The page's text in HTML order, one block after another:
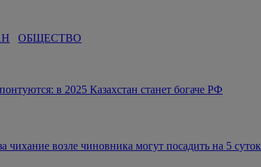
ОБЩЕСТВО
в 2025 Казахстан станет богаче РФ
чихание возле чиновника могут посадить на 5 суток